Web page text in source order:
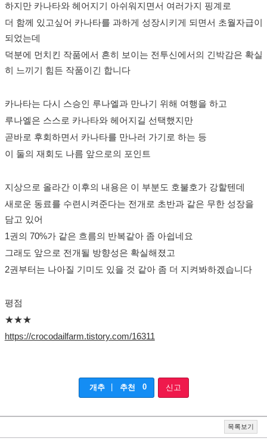
하지만 카나타와 헤어지기 아쉬워지면서 여러가지 핑계로
더 함께 있고싶어 카나타를 과하게 성장시키게 되면서 초월자급이
되었는데
덕분에 먼치킨 작품에서 흔히 보이는 전투신에서의 긴박감은 확실
히 느끼기 힘든 작품이긴 합니다
카나타는 다시 스승인 루나엘과 만나기 위해 여행을 하고
루나엘은 스스로 카나타와 헤어지길 선택했지만
곧바로 후회하면서 카나타를 만나러 가기로 하는 등
이 둘의 재회도 나름 앞으로의 포인트
지상으로 올라간 이후의 내용은 이 부분도 호불호가 강할텐데
새로운 동료를 수련시켜준다는 전개로 초반과 같은 무한 성장을
담고 있어
1권의 70%가 같은 흐름의 반복같아 좀 아쉽네요
그래도 앞으로 전개될 방향성은 확실해졌고
2권부터는 나아질 기미도 있을 것 같아 좀 더 지켜봐하겠습니다
평점
★★★
https://crocodailfarm.tistory.com/16311
개추 | 추천 0 신고
목록보기